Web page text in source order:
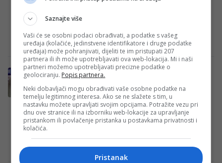
putovat će sa Zmajevima na Svjetsko
prvenstvo. Golgeter koji se povrijedio…
Redakcija·19/05/2026
Barbarez prelomio – Poznata sudbina
Danas je iz Minhena stigla ohrabrujuća
vijest u vezi sa zdravstvenim stanjem
reprezentativca Harisa Tabakovića. Prema
Redakcija·19/05/2026
Saznajte više
Vaši će se osobni podaci obrađivati, a podatke s vašeg
uređaja (kolačiće, jedinstvene identifikatore i druge podatke
uređaja) može pohranjivati, dijeliti te im pristupati 207
partnera ili ih može upotrebljavati ova web-lokacija. Mi i naši
partneri možemo upotrebljavati precizne podatke o
geolociranju. Popis partnera.
Neki dobavljači mogu obrađivati vaše osobne podatke na
temelju legitimnog interesa. Ako se ne slažete s tim, u
nastavku možete upravljati svojim opcijama. Potražite vezu pri
dnu ove stranice ili na izborniku web-lokacije za upravljanje
pristankom ili povlačenje pristanka u postavkama privatnosti i
kolačića.
Pristanak